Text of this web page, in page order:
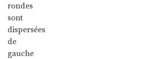
rondes
sont
dispersées
de
gauche